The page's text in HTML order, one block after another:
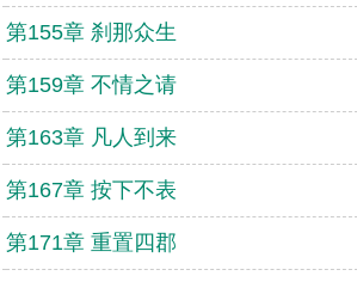
第155章 刹那众生
第159章 不情之请
第163章 凡人到来
第167章 按下不表
第171章 重置四郡